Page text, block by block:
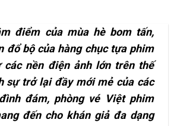
điểm của mùa hè bom tấn,
đổ bộ của hàng chục tựa phim
các nền điện ảnh lớn trên thế
sự trở lại đầy mới mẻ của các
đám, phòng vé Việt phim
đến cho khán giả đa dạng